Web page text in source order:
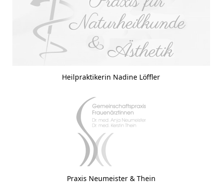
Heilpraktikerin Nadine Löffler
Praxis Neumeister & Thein